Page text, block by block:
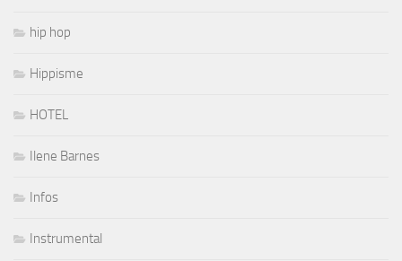
hip hop
Hippisme
HOTEL
Ilene Barnes
Infos
Instrumental